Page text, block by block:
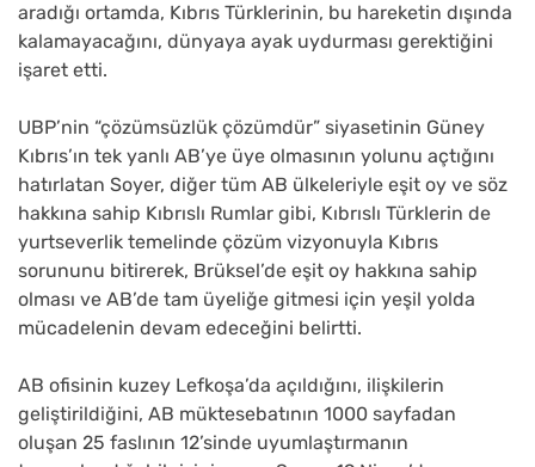
aradığı ortamda, Kıbrıs Türklerinin, bu hareketin dışında
kalamayacağını, dünyaya ayak uydurması gerektiğini
işaret etti.
UBP’nin “çözümsüzlük çözümdür” siyasetinin Güney
Kıbrıs’ın tek yanlı AB’ye üye olmasının yolunu açtığını
hatırlatan Soyer, diğer tüm AB ülkeleriyle eşit oy ve söz
hakkına sahip Kıbrıslı Rumlar gibi, Kıbrıslı Türklerin de
yurtseverlik temelinde çözüm vizyonuyla Kıbrıs
sorununu bitirerek, Brüksel’de eşit oy hakkına sahip
olması ve AB’de tam üyeliğe gitmesi için yeşil yolda
mücadelenin devam edeceğini belirtti.
AB ofisinin kuzey Lefkoşa’da açıldığını, ilişkilerin
geliştirildiğini, AB müktesebatının 1000 sayfadan
oluşan 25 faslının 12’sinde uyumlaştırmanın